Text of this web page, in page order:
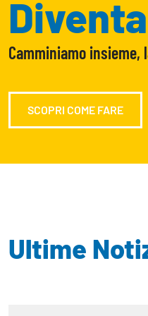
Camminiamo insieme,
SCOPRI COME FARE
Ultime